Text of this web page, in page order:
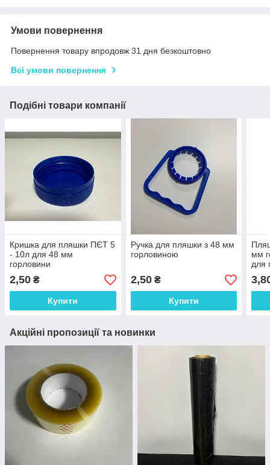
Умови повернення
Повернення товару впродовж 31 дня безкоштовно
Всі умови повернення
Подібні товари компанії
Кришка для пляшки ПЄТ 5
- 10л для 48 мм
горловини
2,50 ₴
Купити
Ручка для пляшки з 48 мм
горловиною
2,50₴
Купити
мм
для
Акційні пропозиції та новинки